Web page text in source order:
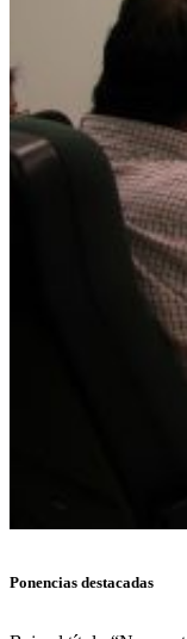
Ponencias destacadas